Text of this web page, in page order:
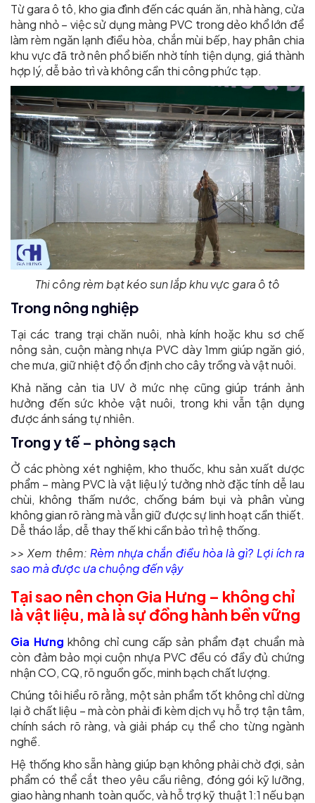
Từ gara ô tô, kho gia đình đến các quán ăn, nhà hàng, cửa
hàng nhỏ – việc sử dụng màng PVC trong dẻo khổ lớn để
làm rèm ngăn lạnh điều hòa, chắn mùi bếp, hay phân chia
khu vực đã trở nên phổ biến nhờ tính tiện dụng, giá thành
hợp lý, dễ bảo trì và không cần thi công phức tạp.
Thi công rèm bạt kéo sun lắp khu vực gara ô tô
Trong nông nghiệp
Tại các trang trại chăn nuôi, nhà kính hoặc khu sơ chế
nông sản, cuộn màng nhựa PVC dày 1mm giúp ngăn gió,
che mưa, giữ nhiệt độ ổn định cho cây trồng và vật nuôi.
Khả năng cản tia UV ở mức nhẹ cũng giúp tránh ảnh
hưởng đến sức khỏe vật nuôi, trong khi vẫn tận dụng
được ánh sáng tự nhiên.
Trong y tế – phòng sạch
Ở các phòng xét nghiệm, kho thuốc, khu sản xuất dược
phẩm – màng PVC là vật liệu lý tưởng nhờ đặc tính dễ lau
chùi, không thấm nước, chống bám bụi và phân vùng
không gian rõ ràng mà vẫn giữ được sự linh hoạt cần thiết.
Dễ tháo lắp, dễ thay thế khi cần bảo trì hệ thống.
>> Xem thêm: Rèm nhựa chắn điều hòa là gì? Lợi ích ra
sao mà được ưa chuộng đến vậy
Tại sao nên chọn Gia Hưng – không chỉ
là vật liệu, mà là sự đồng hành bền vững
Gia Hưng không chỉ cung cấp sản phẩm đạt chuẩn mà
còn đảm bảo mọi cuộn nhựa PVC đều có đầy đủ chứng
nhận CO, CQ, rõ nguồn gốc, minh bạch chất lượng.
Chúng tôi hiểu rõ rằng, một sản phẩm tốt không chỉ dừng
lại ở chất liệu – mà còn phải đi kèm dịch vụ hỗ trợ tận tâm,
chính sách rõ ràng, và giải pháp cụ thể cho từng ngành
nghề.
Hệ thống kho sẵn hàng giúp bạn không phải chờ đợi, sản
phẩm có thể cắt theo yêu cầu riêng, đóng gói kỹ lưỡng,
giao hàng nhanh toàn quốc, và hỗ trợ kỹ thuật 1:1 nếu bạn